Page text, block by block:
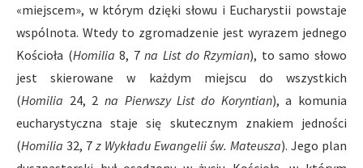
«miejscem», w którym dzięki słowu i Eucharystii powstaje
wspólnota. Wtedy to zgromadzenie jest wyrazem jednego
Kościoła (Homilia 8, 7na List do Rzymian), to samo słowo
jest skierowane w każdym miejscu do wszystkich
(Homilia 24, 2 na Pierwszy List do Koryntian), a komunia
eucharystyczna staje się skutecznym znakiem jedności
(Homilia 32, 7 z Wykładu Ewangelii św. Mateusza). Jego plan